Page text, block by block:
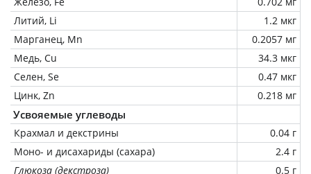
Литий, Li
1.2 мкг
Марганец, Mn
0.2057 мг
Медь, Cu
34.3 мкг
Селен, Se
0.47 мкг
Цинк, Zn
0.218 мг
Усвояемые углеводы
Крахмал и декстрины
0.04 г
Моно- и дисахариды (сахара)
2.4 г
Глюкоза (декстроза)
0.5 г